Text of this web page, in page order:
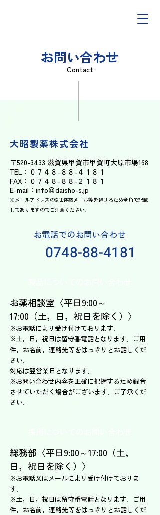
お問い合わせ
Contact
大昭製薬株式会社
〒520-3433 滋賀県甲賀市甲賀町大原市場168
TEL：０７４８-８８-４１８１
FAX：０７４８-８８-２１８１
E-mail：info＠daisho-s.jp
※メールアドレスの@は迷惑メール等を避けるため全角で記載
してありますのでご注意ください．
お電話でのお問い合わせ
0748-88-4181
お薬相談室〈平日9:00～
17:00（土，日，祝日を除く）〉
※お電話により受け付けております．
※土，日，祝日は留守番電話となります．ご用
件，お名前，連絡先等をはっきりとお話しくだ
さい．
対応は翌営業日となります．
※お問い合わせ内容を正確に把握するため録音
させていただく場合がございます．ご了承くだ
さい．
総務部〈平日9:00～17:00（土，
日，祝日を除く）〉
※お電話又はメールにより受け付けておりま
す．
※土，日，祝日は留守番電話となります．ご用
件，お名前，連絡先等をはっきりとお話しくだ